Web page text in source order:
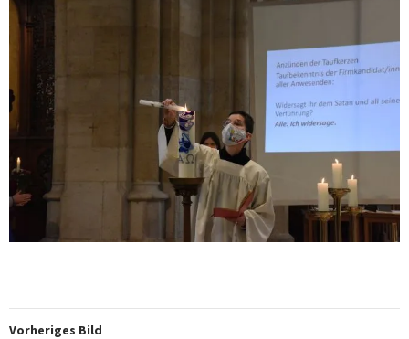
Vorheriges Bild